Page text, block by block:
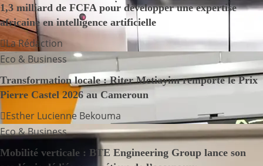
t
i
o
n
d
e
l
1,3 milliard de FCFA pour développer une expertise
africaine en intelligence artificielle
La Rédaction
Eco & Business
Transformation locale : Riter Metiayim remporte le Prix
Pierre Castel 2026 au Cameroun
Esther Lucienne Bekouma
Eco & Business
Mobilité verticale : BTE Engineering Group lance son